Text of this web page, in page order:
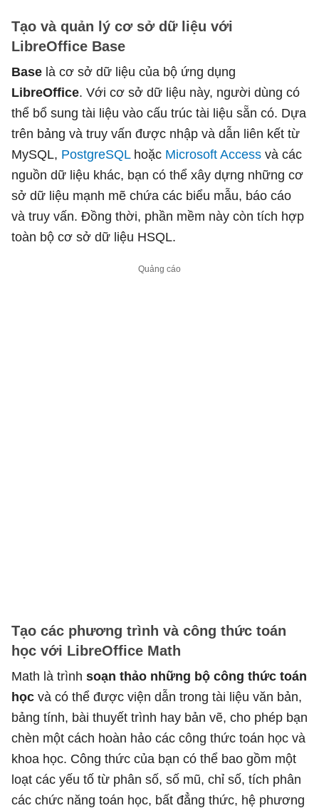
Tạo và quản lý cơ sở dữ liệu với
LibreOffice Base
Base là cơ sở dữ liệu của bộ ứng dụng
LibreOffice. Với cơ sở dữ liệu này, người dùng có
thể bổ sung tài liệu vào cấu trúc tài liệu sẵn có. Dựa
trên bảng và truy vấn được nhập và dẫn liên kết từ
MySQL, PostgreSQLhoặc Microsoft Access và các
nguồn dữ liệu khác, bạn có thể xây dựng những cơ
sở dữ liệu mạnh mẽ chứa các biểu mẫu, báo cáo
và truy vấn. Đồng thời, phần mềm này còn tích hợp
toàn bộ cơ sở dữ liệu HSQL.
Tạo các phương trình và công thức toán
học với LibreOffice Math
Math là trình soạn thảo những bộ công thức toán
học và có thể được viện dẫn trong tài liệu văn bản,
bảng tính, bài thuyết trình hay bản vẽ, cho phép bạn
chèn một cách hoàn hảo các công thức toán học và
khoa học. Công thức của bạn có thể bao gồm một
loạt các yếu tố từ phân số, số mũ, chỉ số, tích phân
các chức năng toán học, bất đẳng thức, hệ phương